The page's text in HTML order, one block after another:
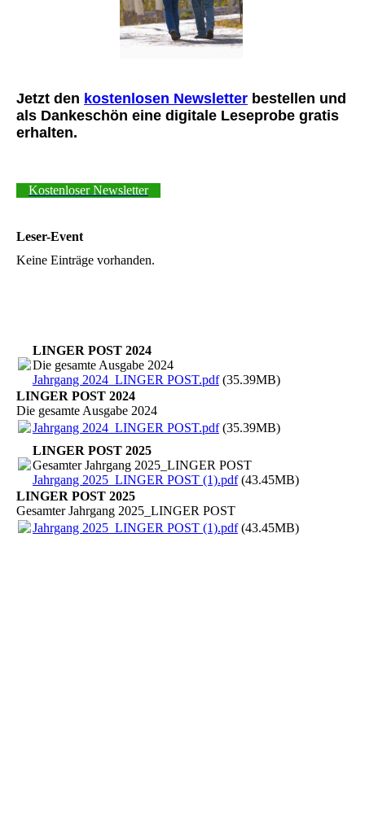
Jetzt den kostenlosen Newsletter bestellen und
als Dankeschön eine digitale Leseprobe gratis
erhalten.
Kostenloser Newsletter
Leser-Event
Keine Einträge vorhanden.
LINGER POST 2024
Die gesamte Ausgabe 2024
Jahrgang 2024_LINGER POST.pdf(35.39MB)
LINGER POST 2024
Die gesamte Ausgabe 2024
Jahrgang 2024_LINGER POST.pdf(35.39MB)
LINGER POST 2025
Gesamter Jahrgang 2025_LINGER POST
Jahrgang 2025_LINGER POST (1).pdf(43.45MB)
LINGER POST 2025
Gesamter Jahrgang 2025_LINGER POST
Jahrgang 2025_LINGER POST (1).pdf(43.45MB)